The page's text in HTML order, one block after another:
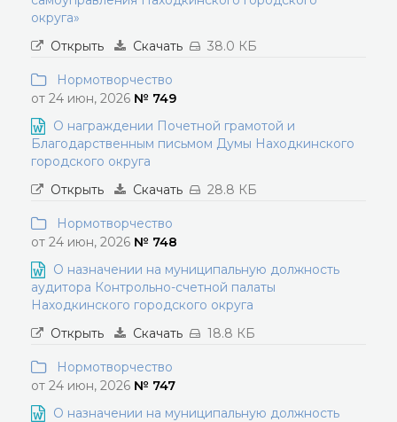
округа»
Открыть
Скачать 38.0 КБ
Нормотворчество
от 24 июн, 2026 № 749
О награждении Почетной грамотой и
Благодарственным письмом Думы Находкинского
городского округа
Открыть
Скачать 28.8 КБ
Нормотворчество
от 24 июн, 2026 № 748
О назначении на муниципальную должность
аудитора Контрольно-счетной палаты
Находкинского городского округа
Открыть
Скачать 18.8 КБ
Нормотворчество
от 24 июн, 2026 № 747
О назначении на муниципальную должность